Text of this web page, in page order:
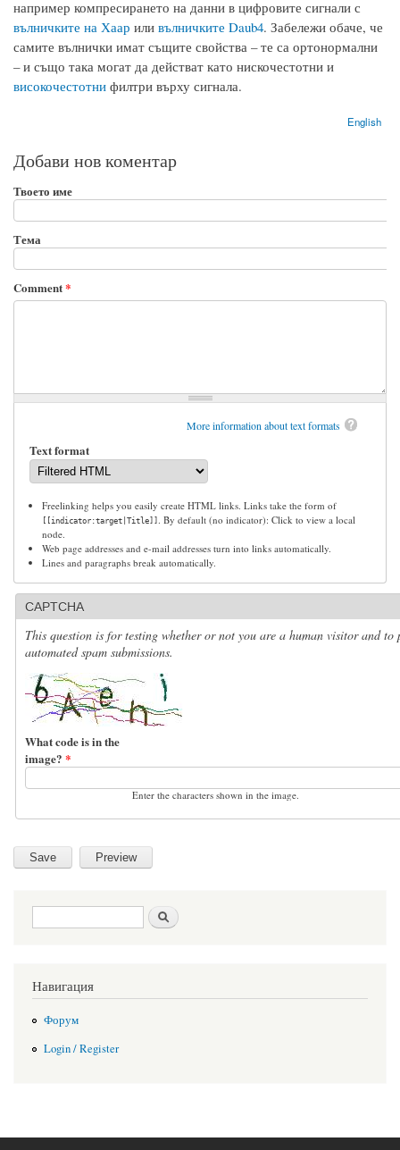
например компресирането на данни в цифровите сигнали с
вълничките на Хаар или вълничките Daub4. Забележи обаче, че
самите вълнички имат същите свойства – те са ортонормални
– и също така могат да действат като нискочестотни и
високочестотни филтри върху сигнала.
English
Добави нов коментар
Твоето име
Тема
Comment*
More information about text formats
Text format
Freelinking helps you easily create HTML links. Links take the form of
[[indicator:target|Title]]
. By default (no indicator): Click to view a local
node.
Web page addresses and e-mail addresses turn into links automatically.
Lines and paragraphs break automatically.
CAPTCHA
This question is for testing whether or not you are a human visitor and to
automated spam submissions.
What code is in the
image? *
Enter the characters shown in the image.
Search form
Навигация
Форум
Login / Register